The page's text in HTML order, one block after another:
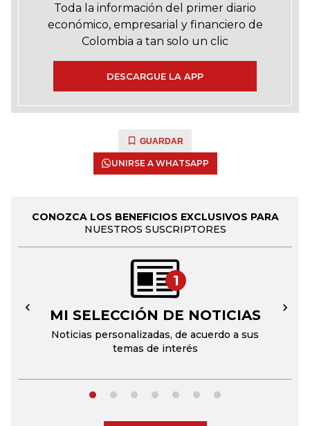
Toda la información del primer diario
económico, empresarial y financiero de
Colombia a tan solo un clic
DESCARGUE LA APP
GUARDAR
UNIRSE A WHATSAPP
CONOZCA LOS BENEFICIOS EXCLUSIVOS PARA
NUESTROS SUSCRIPTORES
1
MI SELECCIÓN DE NOTICIAS
Noticias personalizadas, de acuerdo a sus
temas de interés
← →